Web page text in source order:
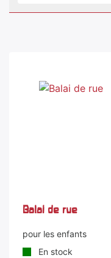
Balai de rue
pour les enfants
En stock